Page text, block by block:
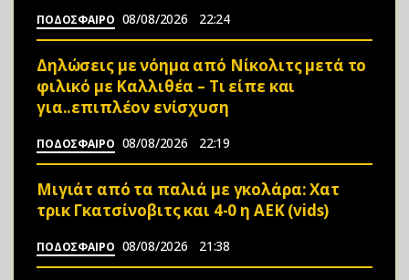
ΠΟΔΟΣΦΑΙΡΟ 08/08/2026 22:24
Δηλώσεις με νόημα από Νίκολιτς μετά το
φιλικό με Καλλιθέα – Τι είπε και
για..επιπλέον ενίσχυση
ΠΟΔΟΣΦΑΙΡΟ 08/08/2026 22:19
Μιγιάτ από τα παλιά με γκολάρα: Χατ
τρικ Γκατσίνοβιτς και 4-0 η ΑΕΚ (vids)
ΠΟΔΟΣΦΑΙΡΟ 08/08/2026 21:38